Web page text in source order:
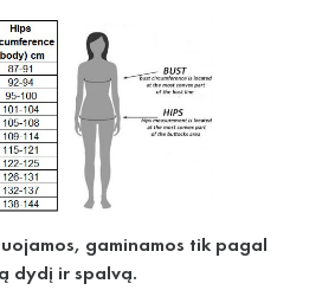
gaminamos tik pagal
dydį ir spalvą.